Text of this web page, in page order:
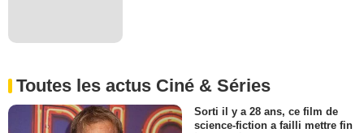
Toutes les actus Ciné & Séries
Sorti il y a 28 ans, ce film de
science-fiction a failli mettre fin